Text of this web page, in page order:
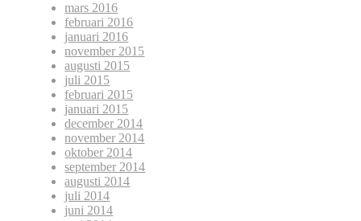
mars 2016
februari 2016
januari 2016
november 2015
augusti 2015
juli 2015
februari 2015
januari 2015
december 2014
november 2014
oktober 2014
september 2014
augusti 2014
juli 2014
juni 2014